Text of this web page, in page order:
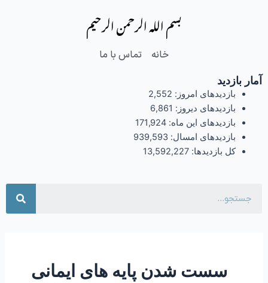
بسم الله الرحمن الرحیم
خانه تماس با ما
آمار بازدید
بازدیدهای امروز: 2,552
بازدیدهای دیروز: 6,861
بازدیدهای این ماه: 171,924
بازدیدهای امسال: 939,593
کل بازدیدها: 13,592,227
سست شدن پایه های ایمانی